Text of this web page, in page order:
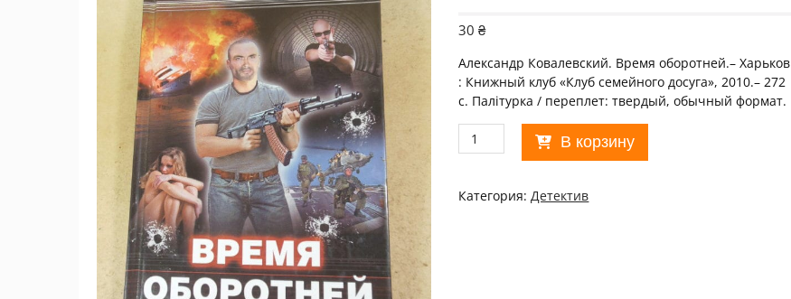
30₴
Александр Ковалевский. Время оборотней.– Харьков
: Книжный клуб «Клуб семейного досуга», 2010.– 272
с. Палiтурка / переплет: твердый, обычный формат.
Количество
товара
Ковалевский.
В корзину
Категория:Детектив